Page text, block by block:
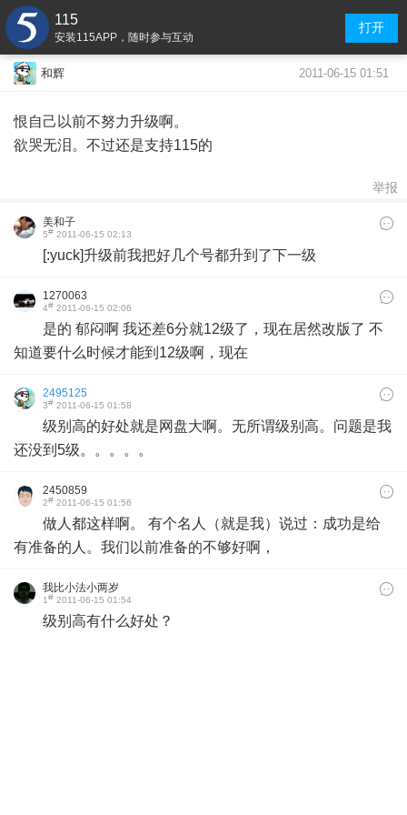
115
安装115APP，随时参与互动
打开
和辉 2011-06-15 01:51
恨自己以前不努力升级啊。
欲哭无泪。不过还是支持115的
举报
美和子
5# 2011-06-15 02:13
[:yuck]升级前我把好几个号都升到了下一级
1270063
4# 2011-06-15 02:06
是的 郁闷啊 我还差6分就12级了，现在居然改版了 不
知道要什么时候才能到12级啊，现在
2495125
3# 2011-06-15 01:58
级别高的好处就是网盘大啊。无所谓级别高。问题是我
还没到5级。。。。。
2450859
2# 2011-06-15 01:56
做人都这样啊。 有个名人（就是我）说过：成功是给
有准备的人。我们以前准备的不够好啊，
我比小法小两岁
1# 2011-06-15 01:54
级别高有什么好处？